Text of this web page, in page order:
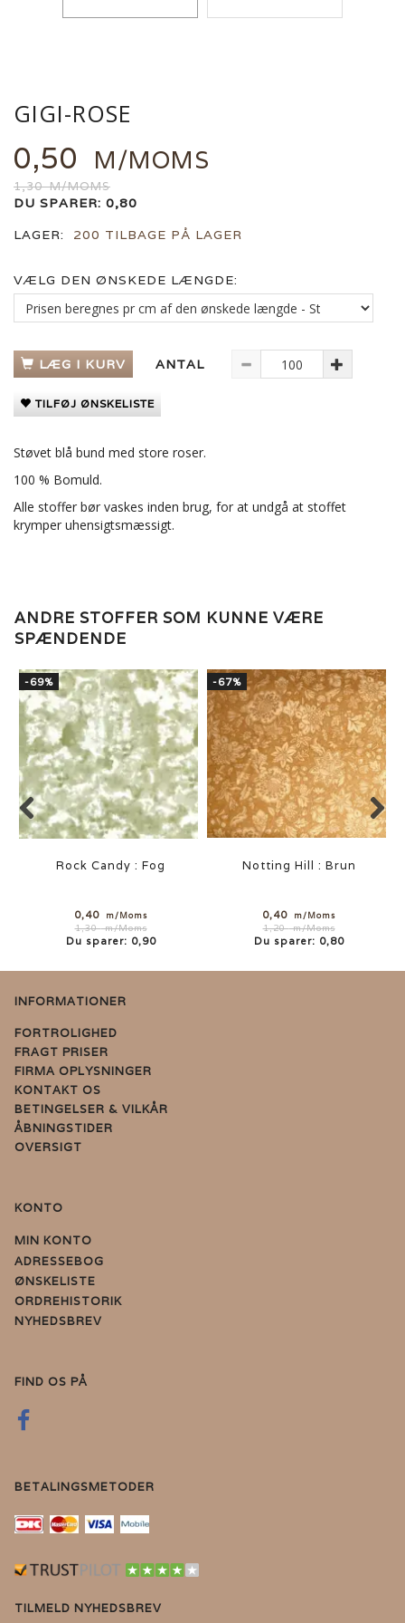
GIGI-ROSE
0,50 M/MOMS
1,30M/MOMS
DU SPARER: 0,80
LAGER:
200 TILBAGE PÅ LAGER
VÆLG DEN ØNSKEDE LÆNGDE:
LÆG I KURV ANTAL
TILFØJ ØNSKELISTE
Støvet blå bund med store roser.
100 % Bomuld.
Alle stoffer bør vaskes inden brug, for at undgå at stoffet
krymper uhensigtsmæssigt.
ANDRE STOFFER SOM KUNNE VÆRE
SPÆNDENDE
-69%
Rock Candy : Fog
0,40 m/Moms
1,30m/Moms
Du sparer: 0,90
-67%
Notting Hill : Brun
0,40 m/Moms
1,20m/Moms
Du sparer: 0,80
INFORMATIONER
FORTROLIGHED
FRAGT PRISER
FIRMA OPLYSNINGER
KONTAKT OS
BETINGELSER & VILKÅR
ÅBNINGSTIDER
OVERSIGT
KONTO
MIN KONTO
ADRESSEBOG
ØNSKELISTE
ORDREHISTORIK
NYHEDSBREV
FIND OS PÅ
BETALINGSMETODER
TILMELD NYHEDSBREV